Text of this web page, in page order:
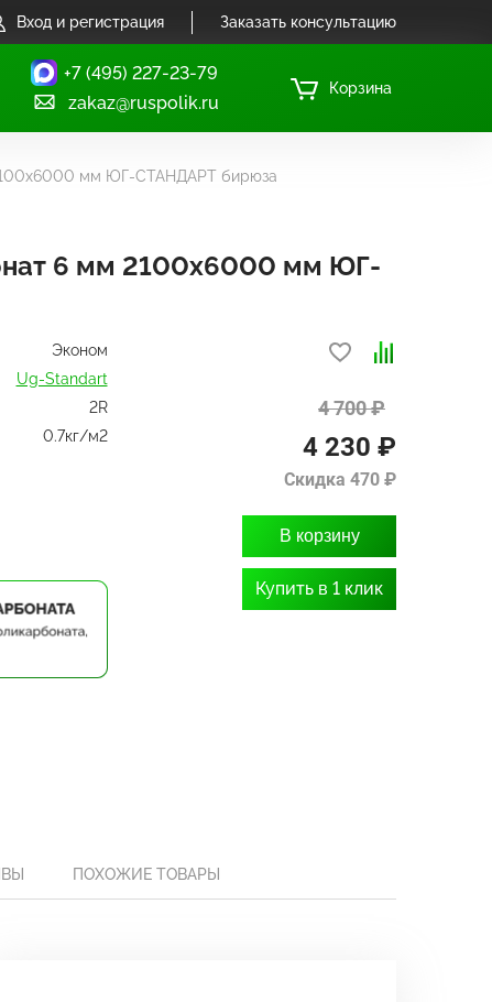
Вход и регистрация Заказать консультацию
+7 (495) 227-23-79
zakaz@ruspolik.ru
Корзина
мм ЮГ-СТАНДАРТ бирюза
6 мм 2100х6000 мм ЮГ-
Эконом
Ug-Standart
2R
0.7кг/м2
4 700 ₽
4 230 ₽
Скидка 470 ₽
В корзину
Купить в 1 клик
ПОХОЖИЕ ТОВАРЫ